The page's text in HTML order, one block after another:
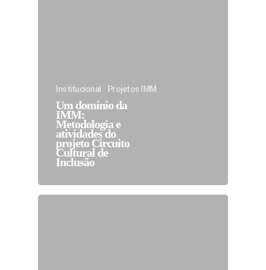
Institucional Projetos IMM
Um domínio da
IMM:
Metodologia e
atividades do
projeto Circuito
Cultural de
Inclusão